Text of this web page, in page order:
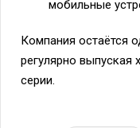
мобильные
Компания остаётся
регулярно выпуская
серии.